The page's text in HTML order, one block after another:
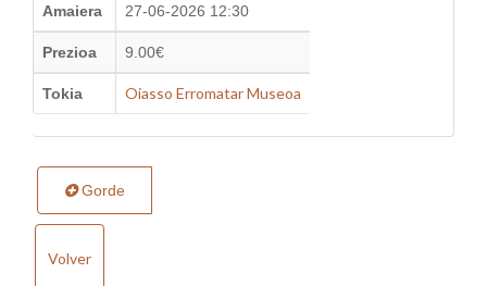
Amaiera 27-06-2026 12:30
Prezioa 9.00€
Tokia Oiasso Erromatar Museoa
Gorde
Volver